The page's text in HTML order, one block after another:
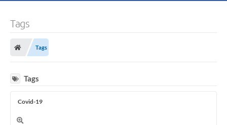
Tags
Tags
Tags
Covid-19